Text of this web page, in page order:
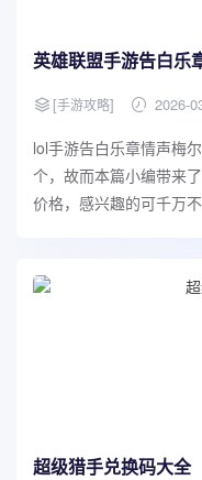
英雄联盟手游告白乐
[手游攻略] 2026-
lol手游告白乐章情声梅
个，故而本篇小编带来
价格，感兴趣的可千万不
超级猎手兑换码大全